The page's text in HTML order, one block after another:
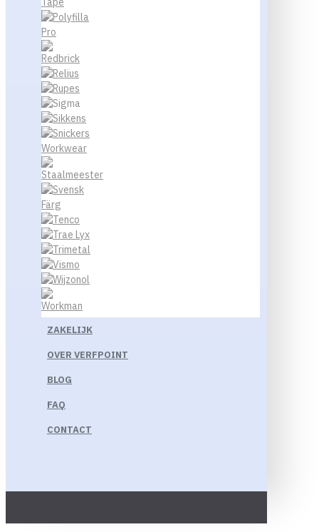
ZAKELIJK
OVER VERFPOINT
BLOG
FAQ
CONTACT